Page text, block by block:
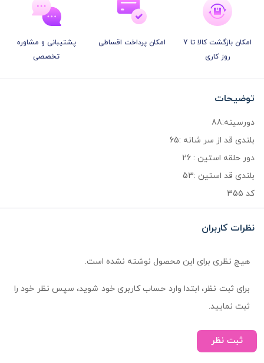
امکان بازگشت کالا تا 7
روز کاری
امکان پرداخت اقساطی
پشتیبانی و مشاوره
تخصصی
توضیحات
دورسینه:88
بلندی قد از سر شانه :65
دور حلقه استین : 26
بلندی قد استین :53
کد 355
نظرات کاربران
هیچ نظری برای این محصول نوشته نشده است.
برای ثبت نظر، ابتدا وارد حساب کاربری خود شوید، سپس نظر خود را
ثبت نمایید.
ثبت نظر